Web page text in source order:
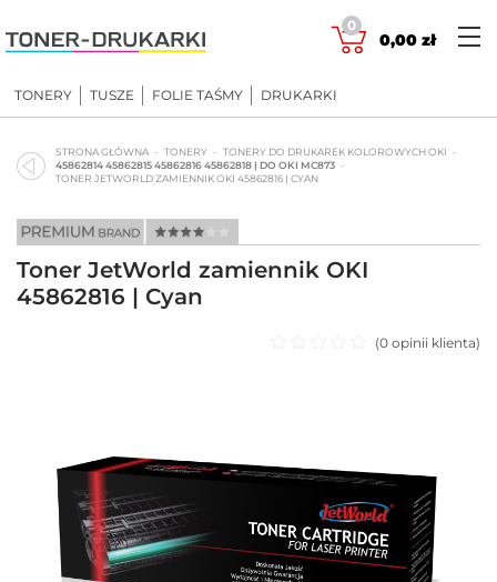
to
content
0
0,00 zł
TONERY TUSZE FOLIE TAŚMY DRUKARKI
STRONA GŁÓWNA TONERY
TONERY DO DRUKAREK KOLOROWYCH OKI
45862814 45862815 45862816 45862818 | DO OKI MC873
TONER JETWORLD ZAMIENNIK OKI 45862816 | CYAN
Toner JetWorld zamiennik OKI
45862816 | Cyan
(0 opinii klienta)